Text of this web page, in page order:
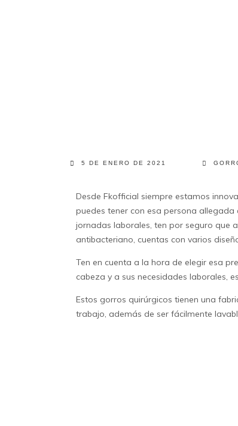
5 DE ENERO DE 2021
Desde Fkofficial siempre estamos
puedes tener con esa persona
jornadas laborales, ten por seguro que
antibacteriano, cuentas con varios
Ten en cuenta a la hora de elegir esa
cabeza y a sus necesidades laborales,
Estos gorros quirúrgicos tienen una
trabajo, además de ser fácilmente